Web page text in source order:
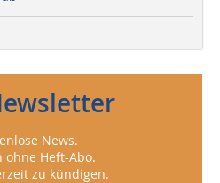
News.
ohne Heft-Abo.
zu kündigen.